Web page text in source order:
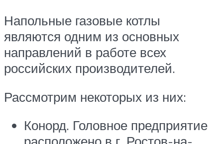
Напольные газовые котлы
являются одним из основных
направлений в работе всех
российских производителей.
Рассмотрим некоторых из них:
Конорд. Головное предприятие